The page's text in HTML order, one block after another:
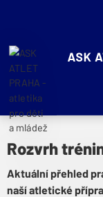
ASK
Rozvrh
Aktuální přehled
naší atletické